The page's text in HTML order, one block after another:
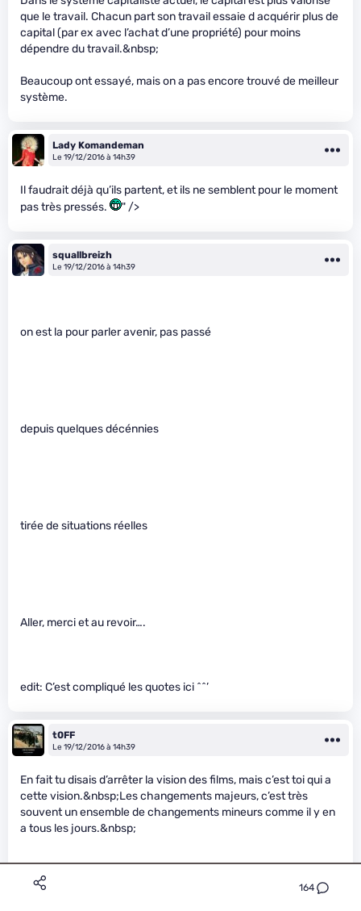
164
que le travail. Chacun part son travail essaie d acquérir plus de
capital (par ex avec l’achat d’une propriété) pour moins
dépendre du travail.&nbsp;
Beaucoup ont essayé, mais on a pas encore trouvé de meilleur
système.
Lady Komandeman
Le 19/12/2016 à 14h39
Il faudrait déjà qu’ils partent, et ils ne semblent pour le moment
pas très pressés.
" />
squallbreizh
Le 19/12/2016 à 14h39
on est la pour parler avenir, pas passé
depuis quelques décénnies
tirée de situations réelles
Aller, merci et au revoir….
edit: C’est compliqué les quotes ici ^^’
t0FF
Le 19/12/2016 à 14h39
En fait tu disais d’arrêter la vision des films, mais c’est toi qui a
cette vision.&nbsp;Les changements majeurs, c’est très
souvent un ensemble de changements mineurs comme il y en
a tous les jours.&nbsp;
&nbsp;PS : les révolutions n’existent plus ? Tu devrais mettre